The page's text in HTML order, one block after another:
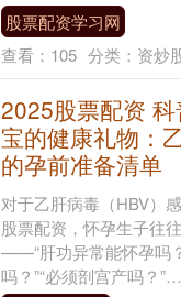
股票配资学习网
查看： 105 分类： 资炒
2025股票配资
宝的健康礼物：
的孕前准备清单
对于乙肝病毒（HBV）
股票配资，怀孕生子往
——“肝功异常能怀孕吗
吗？”“必须剖宫产吗？